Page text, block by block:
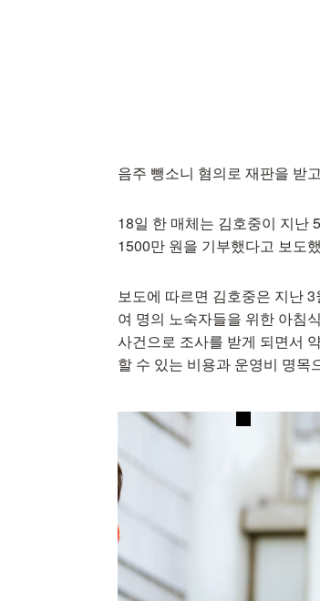
음주 뺑소니 혐의로 재판을 받
18일 한 매체는 김호중이 지난
1500만 원을 기부했다고 보도
보도에 따르면 김호중은 지난
여 명의 노숙자들을 위한 아침
사건으로 조사를 받게 되면서
할 수 있는 비용과 운영비 명목